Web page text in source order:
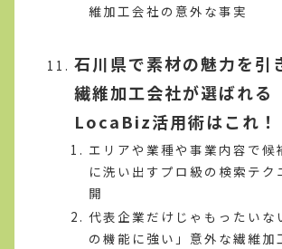
維加工会社の意外な事実
石川県で素材の魅力を引
繊維加工会社が選ばれる
LocaBiz活用術はこれ！
エリアや業種や事業内容で候
に洗い出すプロ級の検索テク
開
代表企業だけじゃもったいな
の機能に強い」意外な繊維加